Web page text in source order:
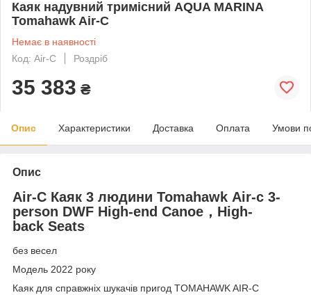
Каяк надувний тримісний AQUA MARINA
Tomahawk Air-C
Немає в наявності
Код: Air-C
Роздріб
35 383 ₴
Опис Характеристики Доставка Оплата Умови
Опис
Air-C Каяк 3 людини Tomahawk Air-c 3-
person DWF High-end Canoe，High-
back Seats
без весел
Модель 2022 року
Каяк для справжніх шукачів пригод TOMAHAWK AIR-С